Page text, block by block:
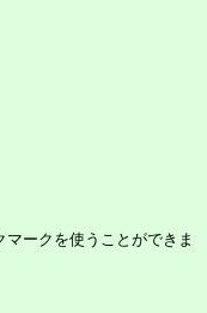
ークを使うことができま